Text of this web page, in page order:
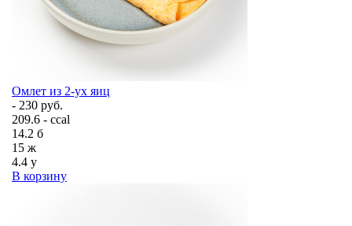
Омлет из 2-ух яиц
- 230 руб.
209.6 - ccal
14.2 б
15 ж
4.4 у
В корзину